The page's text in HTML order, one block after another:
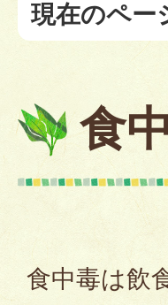
現在のペー
食
食中毒は飲